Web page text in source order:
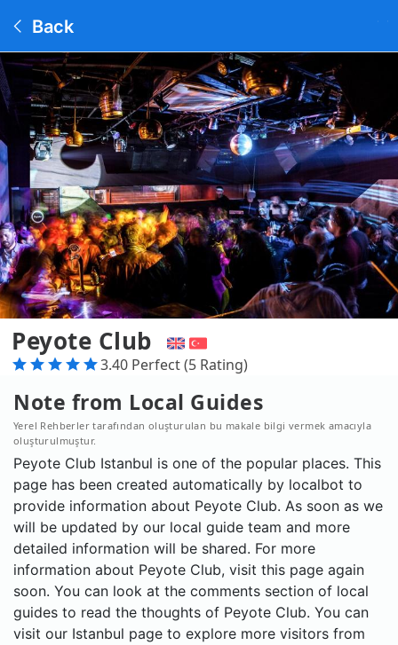
Back
Peyote Club
3.40 Perfect (5 Rating)
Note from Local Guides
Yerel Rehberler tarafından oluşturulan bu makale bilgi vermek amacıyla
oluşturulmuştur.
Peyote Club Istanbul is one of the popular places. This
page has been created automatically by localbot to
provide information about Peyote Club. As soon as we
will be updated by our local guide team and more
detailed information will be shared. For more
information about Peyote Club, visit this page again
soon. You can look at the comments section of local
guides to read the thoughts of Peyote Club. You can
visit our Istanbul page to explore more visitors from